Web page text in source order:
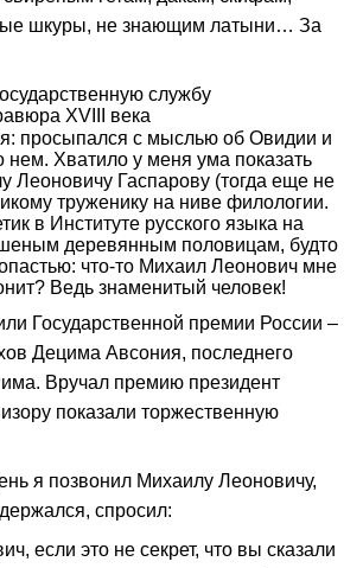
шкуры, не знающим латыни… За
службу
XVIII века
просыпался с мыслью об Овидии и
нем. Хватило у меня ума показать
Леоновичу Гаспарову (тогда еще не
труженику на ниве филологии.
в Институте русского языка на
деревянным половицам, будто
что-то Михаил Леонович мне
Ведь знаменитый человек!
Государственной премии России –
Децима Авсония, последнего
Вручал премию президент
показали торжественную
я позвонил Михаилу Леоновичу,
спросил:
если это не секрет, что вы сказали